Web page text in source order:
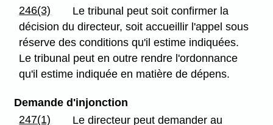
246(3)
Le tribunal peut soit confirmer la
décision du directeur, soit accueillir l'appel sous
réserve des conditions qu'il estime indiquées.
Le tribunal peut en outre rendre l'ordonnance
qu'il estime indiquée en matière de dépens.
Demande d'injonction
247(1)
Le directeur peut demander au